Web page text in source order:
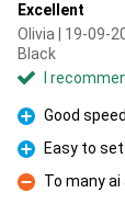
Excellent
Olivia | 19-09-
Black
I
Pro
Good speed
Pro
Easy to
Con
To many